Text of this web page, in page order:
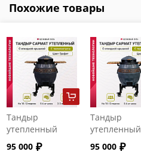
Похожие товары
Тандыр
утепленный
"Сармат" с
откидной
95 000
Тандыр
утепленный
"Сармат" с
откидной
95 000